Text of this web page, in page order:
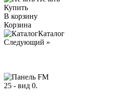
Купить
В корзину
Корзина
Каталог
Следующий »